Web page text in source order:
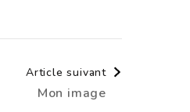
Article suivant
Mon image